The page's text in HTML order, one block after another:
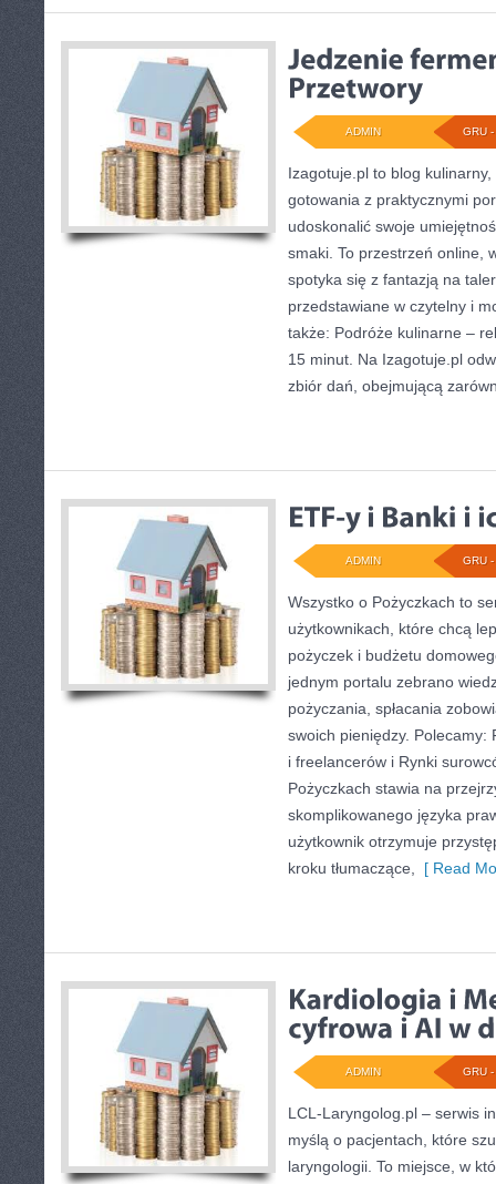
GRU
ADMIN
Izagotuje.pl to blog kulinarny,
gotowania z praktycznymi
udoskonalić swoje
smaki. To przestrzeń online,
spotyka się z fantazją na
przedstawiane w czytelny i
także: Podróże kulinarne –
15 minut. Na Izagotuje.pl
zbiór dań, obejmującą
GRU
ADMIN
Wszystko o Pożyczkach to
użytkownikach, które chcą
pożyczek i budżetu
jednym portalu zebrano
pożyczania, spłacania
swoich pieniędzy.
i freelancerów i Rynki
Pożyczkach stawia na
skomplikowanego języka
użytkownik otrzymuje
kroku tłumaczące,
[ Read
GRU
ADMIN
LCL-Laryngolog.pl – serwis
myślą o pacjentach, które
laryngologii. To miejsce, w